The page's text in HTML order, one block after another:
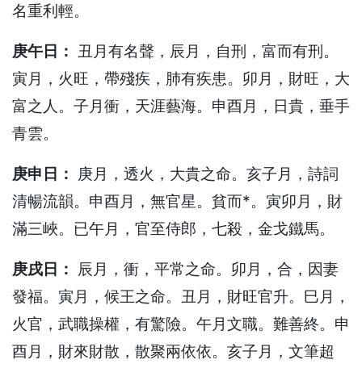
名重利輕。
庚午日： 丑月有名聲，辰月，自刑，富而有刑。
寅月，火旺，帶殘疾，肺有疾患。卯月，財旺，大
富之人。子月衝，天涯藝海。申酉月，日貴，垂手
青雲。
庚申日： 庚月，透火，大貴之命。亥子月，詩詞
清暢流韻。申酉月，無官星。貧而*。寅卯月，財
滿三峽。已午月，官至侍郎，七殺，金戈鐵馬。
庚戌日： 辰月，衝，平常之命。卯月，合，因妻
發福。寅月，候王之命。丑月，財旺官升。巳月，
火官，武職操權，有驚險。午月文職。難善終。申
酉月，財來財散，散聚兩依依。亥子月，文筆超